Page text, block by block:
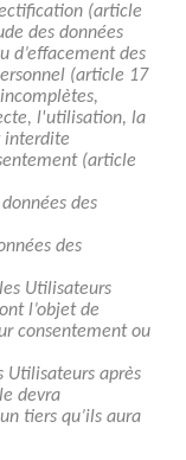
(article
des données
d’effacement des
(article 17
l'utilisation, la
interdite
(article
des
des
Utilisateurs
l’objet de
consentement ou
Utilisateurs après
devra
tiers qu’ils aura